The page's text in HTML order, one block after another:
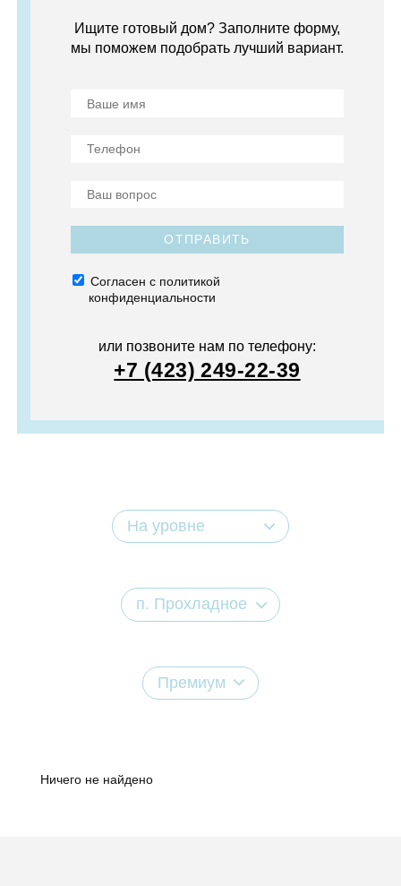
Ищите готовый дом? Заполните форму,
мы поможем подобрать лучший вариант.
ОТПРАВИТЬ
Согласен с политикой
конфиденциальности
или позвоните нам по телефону:
+7 (423) 249-22-39
На уровне
п. Прохладное
Премиум
Ничего не найдено